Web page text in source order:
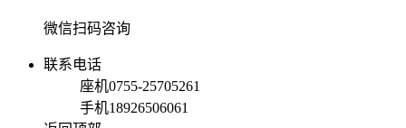
微信扫码咨询
联系电话
座机0755-25705261
手机18926506061